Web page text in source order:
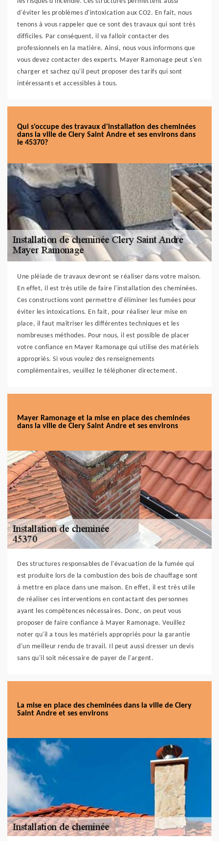
d'éviter les problèmes d'intoxication aux CO2. En fait, nous
tenons à vous rappeler que ce sont des travaux qui sont très
difficiles. Par conséquent, il va falloir contacter des
professionnels en la matière. Ainsi, nous vous informons que
vous devez contacter des experts. Mayer Ramonage peut s'en
charger et sachez qu'il peut proposer des tarifs qui sont
intéressants et accessibles à tous.
Qui s'occupe des travaux d'installation des cheminées
dans la ville de Clery Saint Andre et ses environs dans
le 45370?
Une pléiade de travaux devront se réaliser dans votre maison.
En effet, il est très utile de faire l'installation des cheminées.
Ces constructions vont permettre d'éliminer les fumées pour
éviter les intoxications. En fait, pour réaliser leur mise en
place, il faut maîtriser les différentes techniques et les
nombreuses méthodes. Pour nous, il est possible de placer
votre confiance en Mayer Ramonage qui utilise des matériels
appropriés. Si vous voulez des renseignements
complémentaires, veuillez le téléphoner directement.
Mayer Ramonage et la mise en place des cheminées
dans la ville de Clery Saint Andre et ses environs
Des structures responsables de l'évacuation de la fumée qui
est produite lors de la combustion des bois de chauffage sont
à mettre en place dans une maison. En effet, il est très utile
de réaliser ces interventions en contactant des personnes
ayant les compétences nécessaires. Donc, on peut vous
proposer de faire confiance à Mayer Ramonage. Veuillez
noter qu'il a tous les matériels appropriés pour la garantie
d'un meilleur rendu de travail. Il peut aussi dresser un devis
sans qu'il soit nécessaire de payer de l'argent.
La mise en place des cheminées dans la ville de Clery
Saint Andre et ses environs